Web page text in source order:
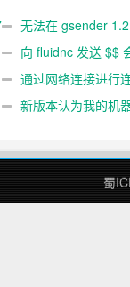
无法在 gsender
#367向 fluidnc 发送 $$
#473通过网络连接进行
新版本认为我的机
蜀